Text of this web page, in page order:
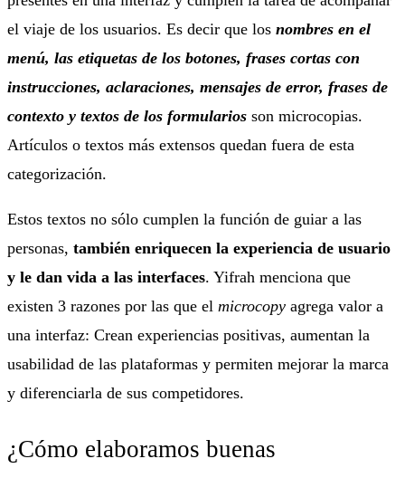
el viaje de los usuarios. Es decir que los nombres en el
menú, las etiquetas de los botones, frases cortas con
instrucciones, aclaraciones, mensajes de error, frases de
contexto y textos de los formularios son microcopias.
Artículos o textos más extensos quedan fuera de esta
categorización.
Estos textos no sólo cumplen la función de guiar a las
personas, también enriquecen la experiencia de usuario
y le dan vida a las interfaces. Yifrah menciona que
existen 3 razones por las que el microcopy agrega valor a
una interfaz: Crean experiencias positivas, aumentan la
usabilidad de las plataformas y permiten mejorar la marca
y diferenciarla de sus competidores.
¿Cómo elaboramos buenas